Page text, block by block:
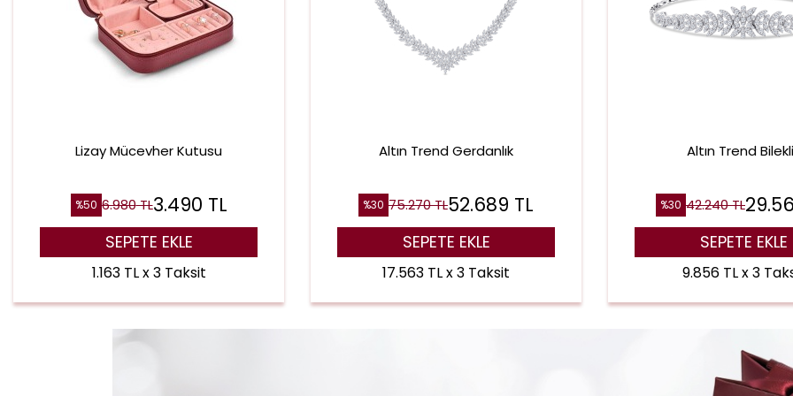
Lizay Mücevher Kutusu
%50 6.980TL3.490 TL
SEPETE EKLE
1.163 TL x 3 Taksit
Altın Trend Gerdanlık
%30 75.270TL52.689 TL
SEPETE EKLE
17.563 TL x 3 Taksit
Altın Trend
%30 42.240TL
SEPETE EKLE
9.856 TL x 3